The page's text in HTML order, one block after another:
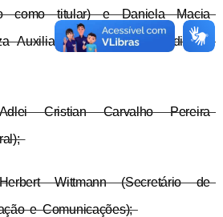
como titular) e Daniela Macia
Auxiliar da Presidência indicada
Cristian Carvalho Pereira
Wittmann (Secretário de
e Comunicações);